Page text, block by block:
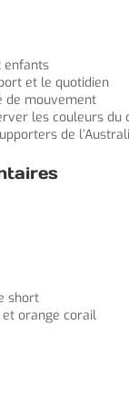
enfants
et le quotidien
de mouvement
les couleurs du
de
short
et orange corail